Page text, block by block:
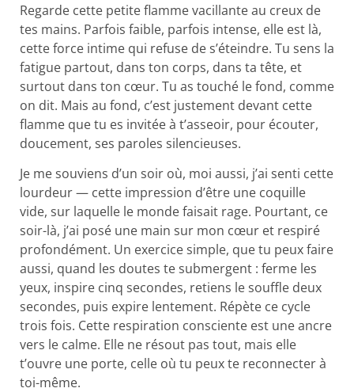
Regarde cette petite flamme vacillante au creux de
tes mains. Parfois faible, parfois intense, elle est là,
cette force intime qui refuse de s’éteindre. Tu sens la
fatigue partout, dans ton corps, dans ta tête, et
surtout dans ton cœur. Tu as touché le fond, comme
on dit. Mais au fond, c’est justement devant cette
flamme que tu es invitée à t’asseoir, pour écouter,
doucement, ses paroles silencieuses.
Je me souviens d’un soir où, moi aussi, j’ai senti cette
lourdeur — cette impression d’être une coquille
vide, sur laquelle le monde faisait rage. Pourtant, ce
soir-là, j’ai posé une main sur mon cœur et respiré
profondément. Un exercice simple, que tu peux faire
aussi, quand les doutes te submergent : ferme les
yeux, inspire cinq secondes, retiens le souffle deux
secondes, puis expire lentement. Répète ce cycle
trois fois. Cette respiration consciente est une ancre
vers le calme. Elle ne résout pas tout, mais elle
t’ouvre une porte, celle où tu peux te reconnecter à
toi-même.